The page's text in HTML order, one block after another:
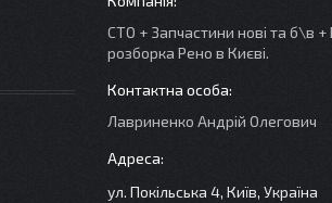
СТО + Запчастини нові та б\в +
розборка Рено в Києві.
Лавриненко Андрій Олегович
ул. Покільська 4, Київ, Україна